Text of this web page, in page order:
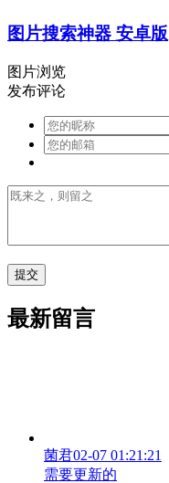
图片搜索神器 安卓版
图片浏览
发布评论
最新留言
菌君02-07 01:21:21
需要更新的